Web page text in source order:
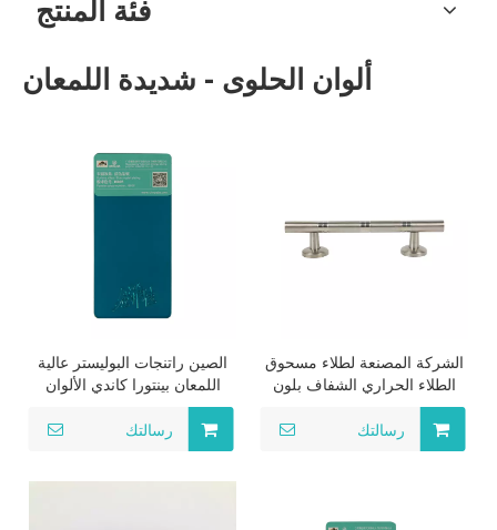
فئة المنتج
ألوان الحلوى - شديدة اللمعان
الشركة المصنعة لطلاء مسحوق
الطلاء الحراري الشفاف بلون
رسالتك
الصين راتنجات البوليستر عالية
اللمعان بينتورا كاندي الألوان
مسحوق الطلاء الطلاء
رسالتك